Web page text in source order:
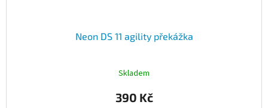
Neon DS 11 agility překážka
Skladem
390 Kč